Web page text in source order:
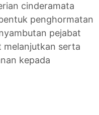
cinderamata
penghormatan
pejabat
melanjutkan serta
kepada